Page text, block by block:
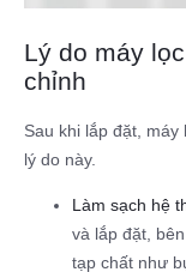
Lý do máy
chỉnh
Sau khi lắp đặt,
lý do này.
Làm sạch hệ
và lắp đặt,
tạp chất như